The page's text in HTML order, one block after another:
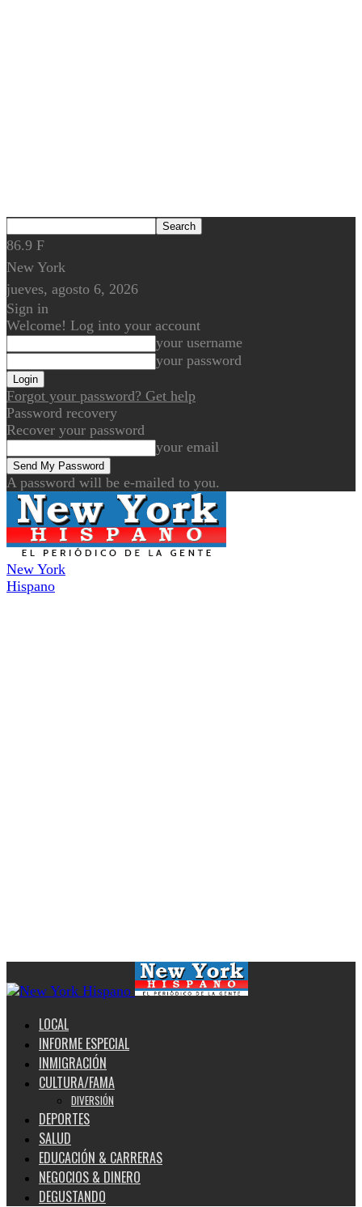
86.9 F
New York
jueves, agosto 6, 2026
Sign in
Welcome! Log into your account
your username
your password
Forgot your password? Get help
Password recovery
Recover your password
your email
A password will be e-mailed to you.
New York
Hispano
LOCAL
INFORME ESPECIAL
INMIGRACIÓN
CULTURA/FAMA
DIVERSIÓN
DEPORTES
SALUD
EDUCACIÓN & CARRERAS
NEGOCIOS & DINERO
DEGUSTANDO